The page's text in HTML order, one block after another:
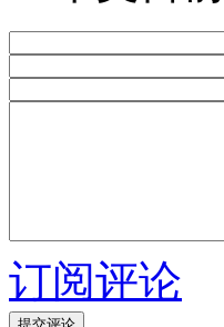
订阅评论